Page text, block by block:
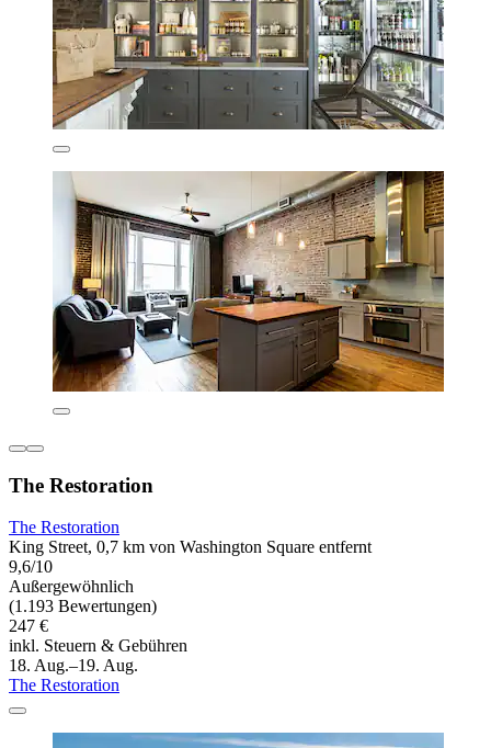
The Restoration
The Restoration
King Street, 0,7 km von Washington Square entfernt
9,6/10
Außergewöhnlich
(1.193 Bewertungen)
247 €
inkl. Steuern & Gebühren
18. Aug.–19. Aug.
The Restoration